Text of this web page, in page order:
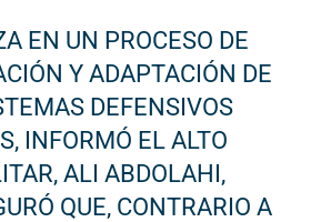
EN UN PROCESO DE
Y ADAPTACIÓN DE
DEFENSIVOS
INFORMÓ EL ALTO
ALI ABDOLAHI,
QUE, CONTRARIO A